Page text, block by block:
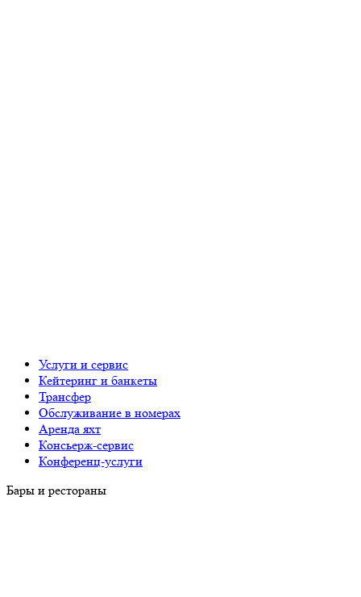
Услуги и сервис
Кейтеринг и банкеты
Трансфер
Обслуживание в номерах
Аренда яхт
Консьерж-сервис
Конференц-услуги
Бары и рестораны